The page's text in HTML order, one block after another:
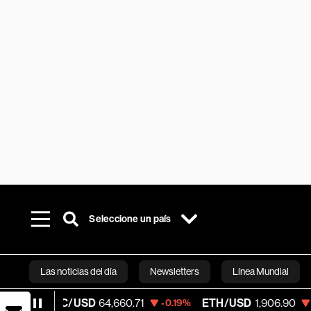
Seleccione un país
Las noticias del día Newsletters Línea Mundial
Bloomberg
USD 64,660.71 -0.19% ETH/USD 1,906.90 -0.46%